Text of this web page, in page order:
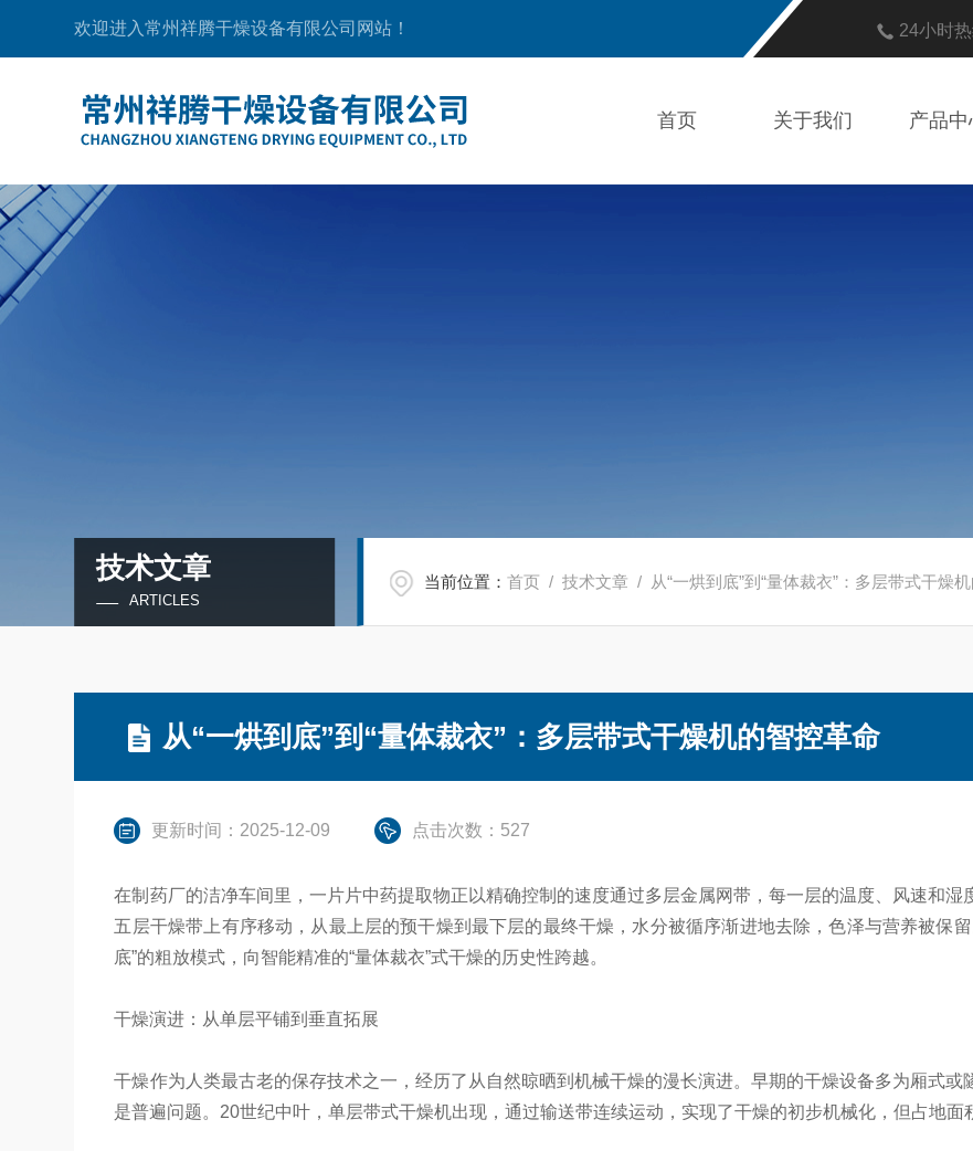
欢迎进入常州祥腾干燥设备有限公司网站！ 24小时热
首页 关于我们 产品中
技术文章
ARTICLES
当前位置：首页 /技术文章 / 从“一烘到底”到“量体裁衣”：多层带式干燥
从“一烘到底”到“量体裁衣”：多层带式干燥机的智控革命
更新时间：2025-12-09 点击次数：527
在制药厂的洁净车间里，一片片中药提取物正以精确控制的速度通过多层金属网带，每一层的温度、风速和
五层干燥带上有序移动，从最上层的预干燥到最下层的最终干燥，水分被循序渐进地去除，色泽与营养被保
底”的粗放模式，向智能精准的“量体裁衣”式干燥的历史性跨越。
干燥演进：从单层平铺到垂直拓展
干燥作为人类最古老的保存技术之一，经历了从自然晾晒到机械干燥的漫长演进。早期的干燥设备多为厢式
是普遍问题。20世纪中叶，单层带式干燥机出现，通过输送带连续运动，实现了干燥的初步机械化，但占地面